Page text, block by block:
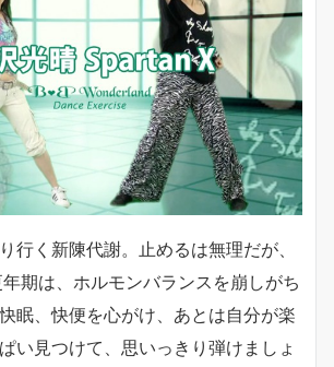
行く新陳代謝。止めるは無理だが、
期は、ホルモンバランスを崩しがち
眠、快便を心がけ、あとは自分が楽
い見つけて、思いっきり弾けましょ